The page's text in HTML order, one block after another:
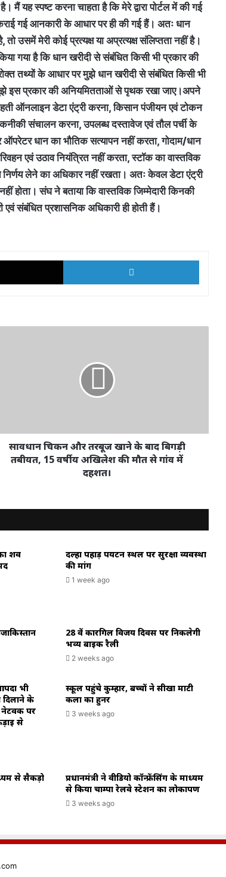
मैं यह स्पष्ट करना चाहता है कि मेरे द्वारा पोर्टल में की गई
कराई गई आनकारी के आधार पर ही की गई हैं। अतः धान
उसमें मेरी कोई प्रत्यक्ष या अप्रत्यक्ष संलिप्तता नहीं है।
गया है कि धान खरीदी से संबंधित किसी भी प्रकार की
तथ्यों के आधार पर मुझे धान खरीदी से संबंधित किसी भी
इस प्रकार की अनियमितताओं से पृथक रखा जाए।अपने
ऑनलाइन डेटा एंट्री करना, किसान पंजीयन एवं टोकन
संचालन करना, उपलब्ध दस्तावेज एवं तौल पर्ची के
ऑपरेटर धान का भौतिक सत्यापन नहीं करता, गोदाम/धान
एवं उठाव नियंत्रित नहीं करता, स्टॉक का वास्तविक
निर्णय लेने का अधिकार नहीं रखता। अतः केवल डेटा एंट्री
होता। संघ ने बताया कि वास्तविक जिम्मेदारी किनकी
एवं संबंधित प्रशासनिक अधिकारी ही होती हैं।
X
सावधान चिकन और तरबूज खाने के बाद बिगड़ी
तबीयत, 15 वर्षीय अखिलेश की मौत से गांव में
दहशत।
शव
दल्हा पहाड़ पर्यटन स्थल पर सुरक्षा व्यवस्था
की मांग
1 week ago
28 वें कारगिल विजय दिवस पर निकलेगी
भव्य बाइक रैली
2 weeks ago
भी
दिलाने के
पर
से
स्कूल पहुंचे कुम्हार, बच्चों ने सीखा माटी
कला का हुनर
3 weeks ago
से सैकड़ो
प्रधानमंत्री ने वीडियो कॉन्फ्रेंसिंग के माध्यम
से किया चाम्पा रेलवे स्टेशन का लोकार्पण
3 weeks ago